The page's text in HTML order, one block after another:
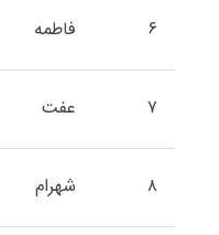
۶ فاطمه
۷ عفت
۸ شهرام